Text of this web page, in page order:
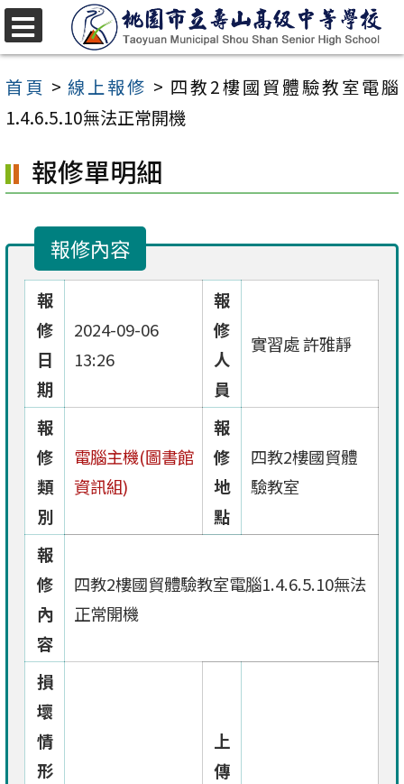
跳
至
主
要
容
區
首頁 >線上報修 > 四教2樓國貿體驗教室電腦
1.4.6.5.10無法正常開機
報修單明細
報修內容
報
修
日
期
2024-09-06
13:26
報
修
人
員
實習處 許雅靜
報
修
類
別
電腦主機(圖書館
資訊組)
報
修
地
點
四教2樓國貿體
驗教室
報
修
內
容
四教2樓國貿體驗教室電腦1.4.6.5.10無法
正常開機
損
壞
情
形
上
傳
選
單